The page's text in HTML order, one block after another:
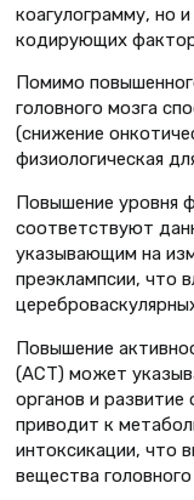
коагулограмму, но
кодирующих
Помимо
головного мозга
(снижение
физиологическая
Повышение уровня
соответствуют
указывающим на
преэклампсии, что
Повышение
(АСТ) может
органов и
приводит к
интоксикации, что
вещества головного